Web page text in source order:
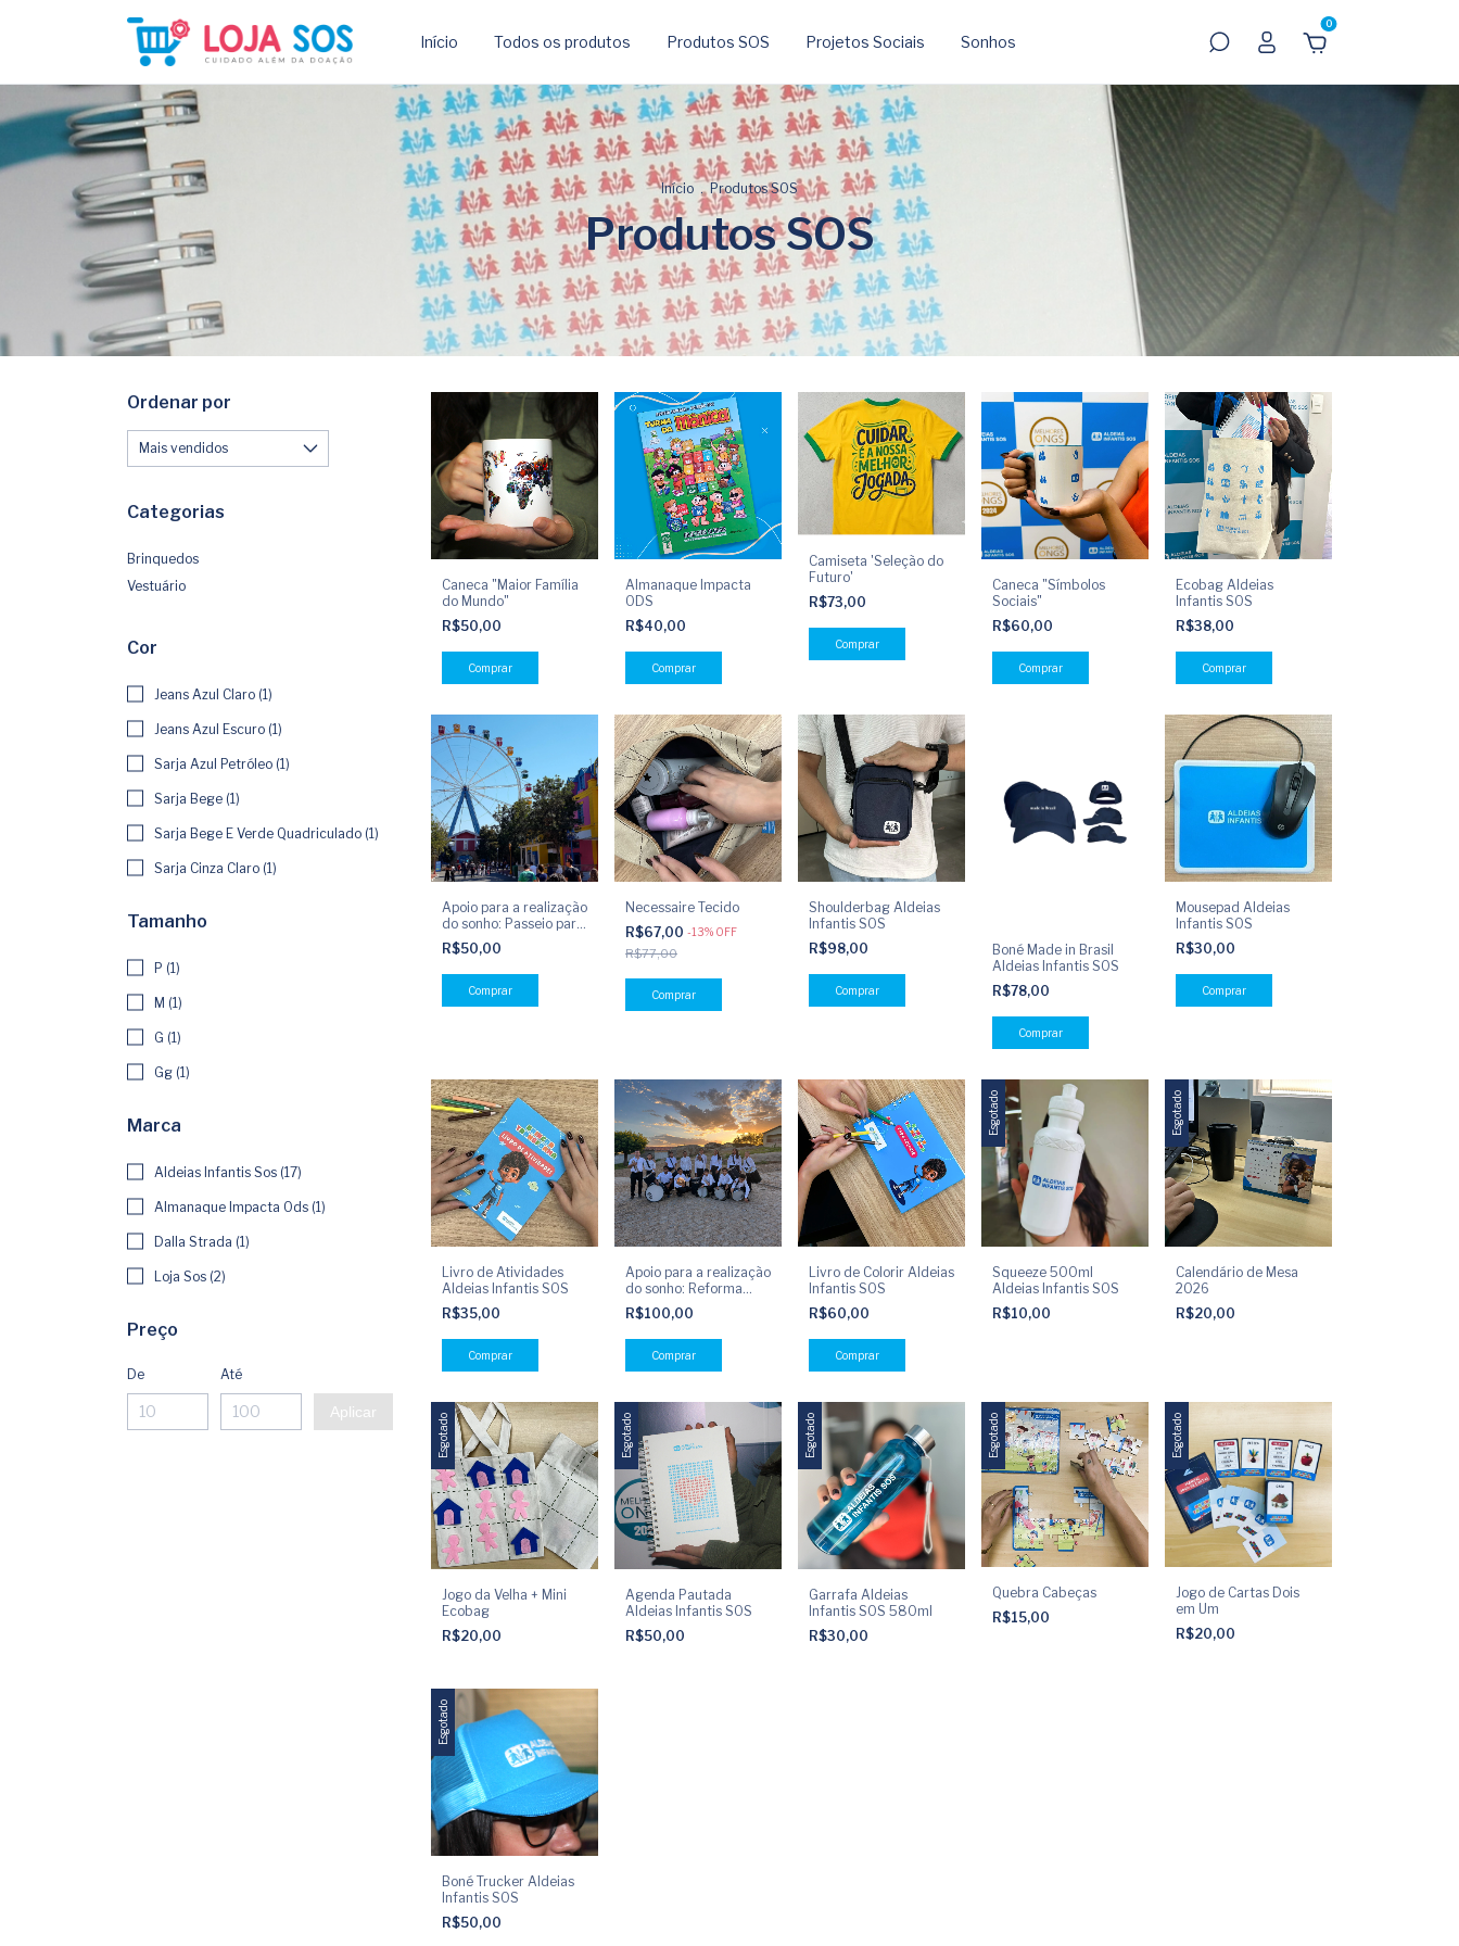
Início Todos os produtos Produtos SOS Projetos Sociais Sonhos
0
Início . Produtos SOS
Produtos SOS
Ordenar por
Categorias
Brinquedos
Vestuário
Cor
Jeans Azul Claro (1)
Jeans Azul Escuro (1)
Sarja Azul Petróleo (1)
Sarja Bege (1)
Sarja Bege E Verde Quadriculado (1)
Sarja Cinza Claro (1)
Tamanho
P (1)
M (1)
G (1)
Gg (1)
Marca
Aldeias Infantis Sos (17)
Almanaque Impacta Ods (1)
Dalla Strada (1)
Loja Sos (2)
Preço
De Até
Aplicar
Caneca "Maior Família
do Mundo"
R$50,00
Almanaque Impacta
ODS
R$40,00
Camiseta 'Seleção do
Futuro'
R$73,00
Comprar
Caneca "Símbolos
Sociais"
R$60,00
Ecobag Aldeias
Infantis SOS
R$38,00
Apoio para a realização
do sonho: Passeio para
o Hopi Hari
R$50,00
Necessaire Tecido
R$67,00 -13% OFF
R$77,00
Comprar
Shoulderbag Aldeias
Infantis SOS
R$98,00
Boné Made in Brasil
Aldeias Infantis SOS
R$78,00
Mousepad Aldeias
Infantis SOS
R$30,00
Livro de Atividades
Aldeias Infantis SOS
R$35,00
Apoio para a realização
do sonho: Reforma
Sala de Música
R$100,00
Livro de Colorir Aldeias
Infantis SOS
R$60,00
Esgotado
Squeeze 500ml
Aldeias Infantis SOS
R$10,00
Esgotado
Calendário de Mesa
2026
R$20,00
Esgotado
Jogo da Velha + Mini
Ecobag
R$20,00
Esgotado
Agenda Pautada
Aldeias Infantis SOS
R$50,00
Esgotado
Garrafa Aldeias
Infantis SOS 580ml
R$30,00
Esgotado
Quebra Cabeças
R$15,00
Esgotado
Jogo de Cartas Dois
em Um
R$20,00
Esgotado
Boné Trucker Aldeias
Infantis SOS
R$50,00